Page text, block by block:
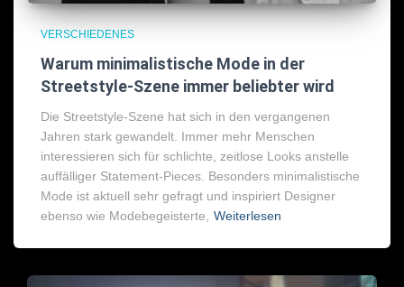
VERSCHIEDENES
Warum minimalistische Mode in der
Streetstyle-Szene immer beliebter wird
Die Streetstyle-Szene hat sich in den vergangenen
Jahren stark gewandelt. Immer mehr Menschen
interessieren sich für schlichte, zeitlose Looks anstelle
auffälliger Statement-Pieces. Besonders minimalistische
Mode ist aktuell sehr gefragt und inspiriert Designer
ebenso wie Modebegeisterte,
Weiterlesen